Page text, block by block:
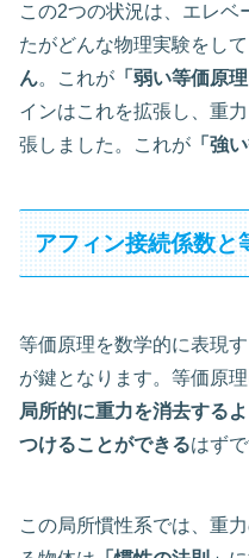
この2つの状況は、エレベ
たがどんな物理実験をして
ん。これが 「弱い等価原理
インはこれを拡張し、重
張しました。これが 「強
アフィン接続係数と
等価原理を数学的に表現す
が鍵となります。等価原理
局所的に重力を消去する
つけることができるはずで
この局所慣性系では、重